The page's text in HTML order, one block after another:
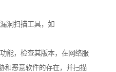
洞扫描工具，如
能，检查其版本，在网络服
和恶意软件的存在，并扫描